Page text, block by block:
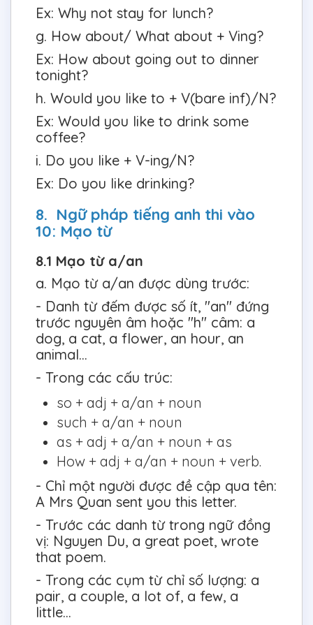
Ex: Why not stay for lunch?
g. How about/ What about + Ving?
Ex: How about going out to dinner
tonight?
h. Would you like to + V(bare inf)/N?
Ex: Would you like to drink some
coffee?
i. Do you like + V-ing/N?
Ex: Do you like drinking?
8. Ngữ pháp tiếng anh thi vào
10: Mạo từ
8.1 Mạo từ a/an
a. Mạo từ a/an được dùng trước:
- Danh từ đếm được số ít, "an" đứng
trước nguyên âm hoặc "h" câm: a
dog, a cat, a flower, an hour, an
animal...
- Trong các cấu trúc:
so + adj + a/an + noun
such + a/an + noun
as + adj + a/an + noun + as
How + adj + a/an + noun + verb.
- Chỉ một người được đề cập qua tên:
A Mrs Quan sent you this letter.
- Trước các danh từ trong ngữ đồng
vị: Nguyen Du, a great poet, wrote
that poem.
- Trong các cụm từ chỉ số lượng: a
pair, a couple, a lot of, a few, a
little...